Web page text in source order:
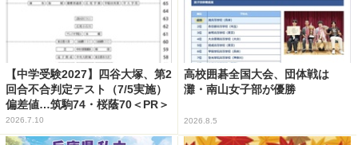
【中学受験2027】四谷大塚、第2
回合不合判定テスト（7/5実施）
偏差値…筑駒74・桜蔭70＜PR＞
2026.7.10
高校囲碁全国大会、団体戦は
灘・南山女子部が優勝
2026.8.5